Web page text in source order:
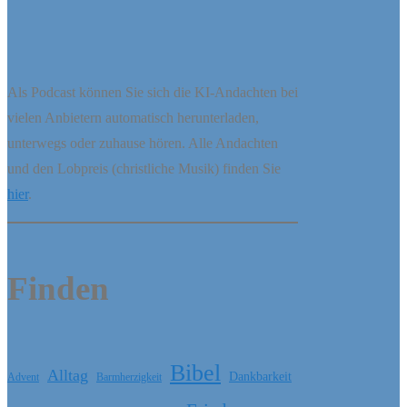
Als Podcast können Sie sich die KI-Andachten bei
vielen Anbietern automatisch herunterladen,
unterwegs oder zuhause hören. Alle Andachten
und den Lobpreis (christliche Musik) finden Sie
hier.
Finden
Advent Alltag Barmherzigkeit Bibel Dankbarkeit